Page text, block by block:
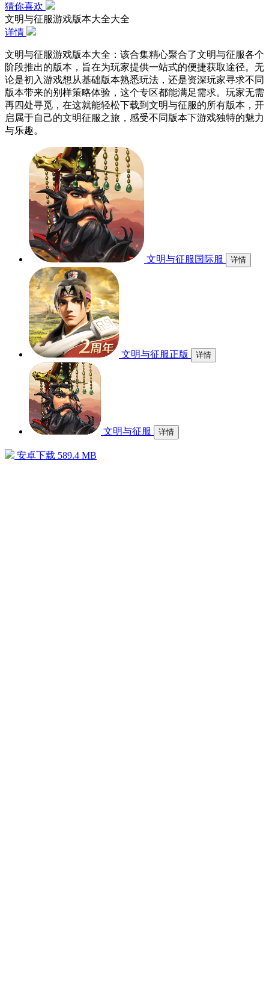
猜你喜欢
文明与征服游戏版本大全大全
详情
文明与征服游戏版本大全：该合集精心聚合了文明与征服各个
阶段推出的版本，旨在为玩家提供一站式的便捷获取途径。无
论是初入游戏想从基础版本熟悉玩法，还是资深玩家寻求不同
版本带来的别样策略体验，这个专区都能满足需求。玩家无需
再四处寻觅，在这就能轻松下载到文明与征服的所有版本，开
启属于自己的文明征服之旅，感受不同版本下游戏独特的魅力
与乐趣。
文明与征服国际服 详情
文明与征服正版 详情
文明与征服 详情
安卓下载 589.4 MB